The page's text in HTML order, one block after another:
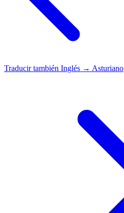
Traducir también Inglés → Asturiano